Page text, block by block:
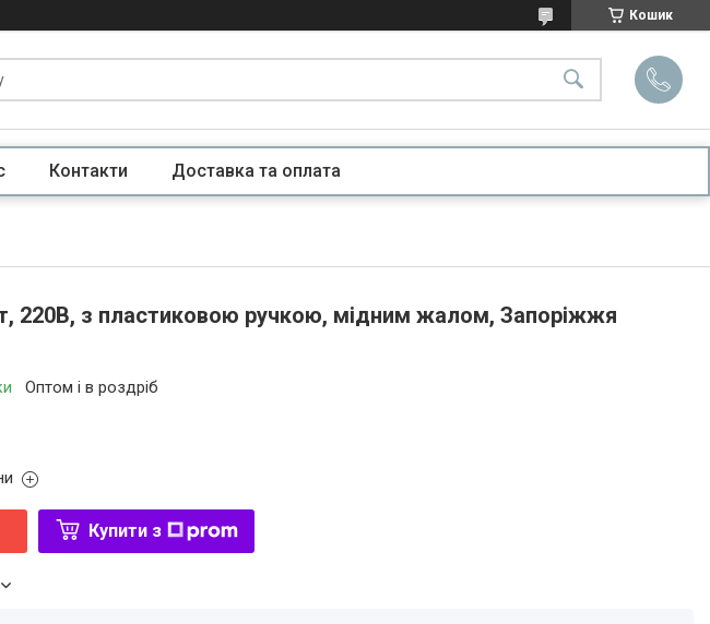
Кошик
Контакти Доставка та оплата
220В, з пластиковою ручкою, мідним жалом, Запоріжжя
Оптом і в роздріб
Купити з